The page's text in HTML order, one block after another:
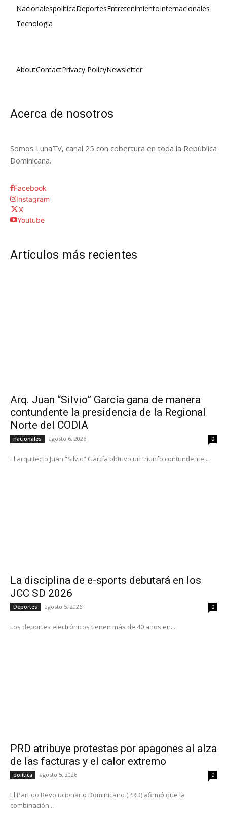
NacionalespolíticaDeportesEntretenimientoInternacionales
Tecnologia
AboutContactPrivacy PolicyNewsletter
Acerca de nosotros
Somos LunaTV, canal 25 con cobertura en toda la República
Dominicana.
Facebook
Instagram
X
Youtube
Artículos más recientes
Arq. Juan “Silvio” García gana de manera
contundente la presidencia de la Regional
Norte del CODIA
nacionales agosto 6, 2026 0
El arquitecto Juan “Silvio” García obtuvo un triunfo contundente...
La disciplina de e-sports debutará en los
JCC SD 2026
Deportes agosto 5, 2026 0
Los deportes electrónicos tienen más de 40 años en...
PRD atribuye protestas por apagones al alza
de las facturas y el calor extremo
política agosto 5, 2026 0
El Partido Revolucionario Dominicano (PRD) afirmó que la
combinación...